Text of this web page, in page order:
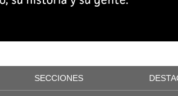
SECCIONES